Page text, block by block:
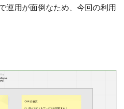
運用が面倒なため、今回の利用